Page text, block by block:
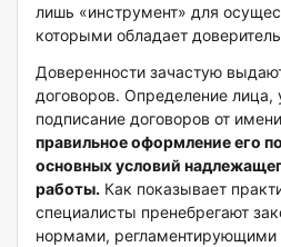
лишь «инструмент» для
которыми обладает
Доверенности зачастую
договоров. Определение лица,
подписание договоров от
правильное оформление его
основных условий
работы. Как показывает
специалисты пренебрегают
нормами,